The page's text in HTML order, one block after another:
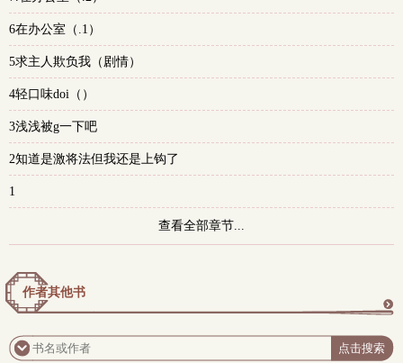
6在办公室（.1）
5求主人欺负我（剧情）
4轻口味doi（）
3浅浅被g一下吧
2知道是激将法但我还是上钩了
1
查看全部章节...
作者其他书